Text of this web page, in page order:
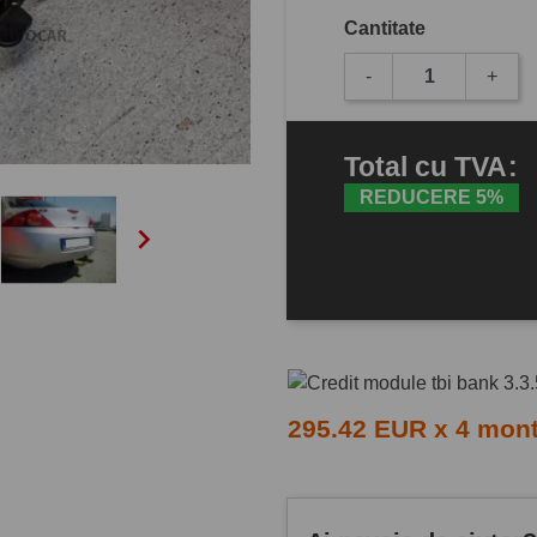

Cantitate
- +
Total cu TVA:
REDUCERE 5%
295.42 EUR x 4